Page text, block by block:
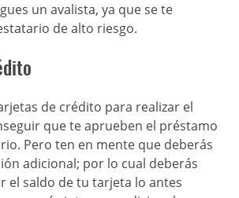
un avalista, ya que se te
de alto riesgo.
de crédito para realizar el
que te aprueben el préstamo
Pero ten en mente que deberás
adicional; por lo cual deberás
el saldo de tu tarjeta lo antes